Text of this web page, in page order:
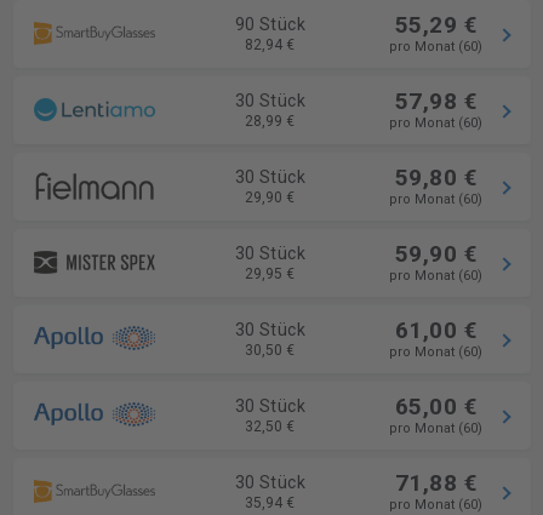
90 Stück
82,94 €
55,29 €
pro Monat (60)
30 Stück
28,99 €
57,98 €
pro Monat (60)
30 Stück
29,90 €
59,80 €
pro Monat (60)
30 Stück
29,95 €
59,90 €
pro Monat (60)
30 Stück
30,50 €
61,00 €
pro Monat (60)
30 Stück
32,50 €
65,00 €
pro Monat (60)
30 Stück
35,94 €
71,88 €
pro Monat (60)